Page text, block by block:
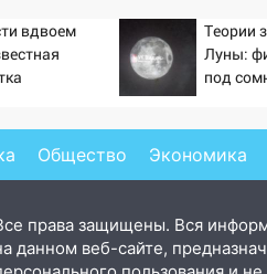
вдвоем
Теории
Луны:
под
Общество Экономика
права защищены. Вся
данном веб-сайте,